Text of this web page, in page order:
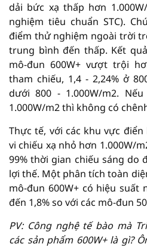
dải bức xạ thấp hơn
nghiệm tiêu chuẩn STC).
điểm thử nghiệm ngoài trời
trung bình đến thấp. Kết
mô-đun 600W+ vượt trội
tham chiếu, 1,4 - 2,24% ở
dưới 800 - 1.000W/m2.
1.000W/m2 thì không có
Thực tế, với các khu vực
vi chiếu xạ nhỏ hơn 1.000W/
99% thời gian chiếu sáng do
lợi thế. Một phân tích toàn
mô-đun 600W+ có hiệu suất
đến 1,8% so với các mô-đun
PV: Công nghệ tế bào mà
các sản phẩm 600W+ là gì?